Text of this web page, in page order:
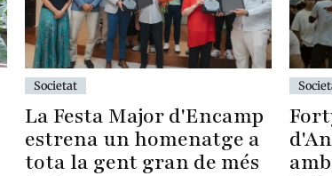
Societat
La Festa Major d'Encamp
estrena un homenatge a
tota la gent gran de més